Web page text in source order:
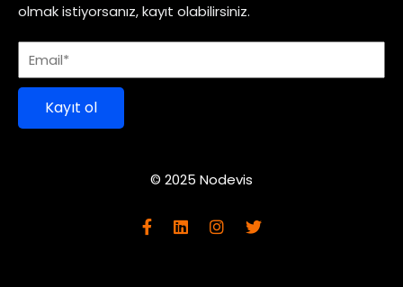
olmak istiyorsanız, kayıt olabilirsiniz.
Kayıt ol
© 2025 Nodevis